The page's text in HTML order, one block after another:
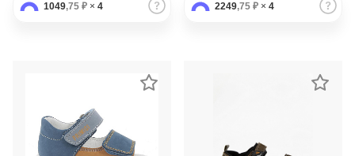
1049,75 ₽ × 4 2249,75 ₽ × 4